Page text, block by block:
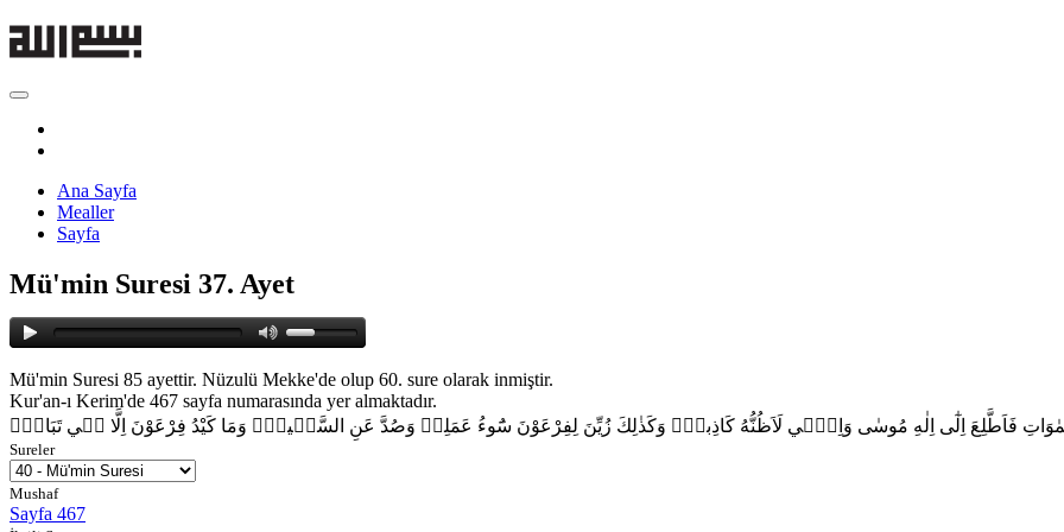
Ana Sayfa
Mealler
Sayfa
Mü'min Suresi 37. Ayet
Mü'min Suresi 85 ayettir. Nüzulü Mekke'de olup 60. sure olarak inmiştir.
Kur'an-ı Kerim'de 467 sayfa numarasında yer almaktadır.
فَاَطَّلِعَ اِلٰٓى اِلٰهِ مُوسٰى وَاِنّ۪ي لَاَظُنُّهُ كَاذِباًۜ وَكَذٰلِكَ زُيِّنَ لِفِرْعَوْنَ سُٓوءُ عَمَلِه۪ وَصُدَّ عَنِ السَّب۪يلِۜ وَمَا كَيْدُ فِرْعَوْنَ اِلَّا ف۪ي تَبَابٍ۟
Sureler
Mushaf
Sayfa 467